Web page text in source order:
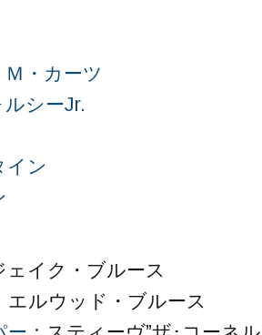
・カーツ
シーJr.
イン
ェイク・ブルース
エルウッド・ブルース